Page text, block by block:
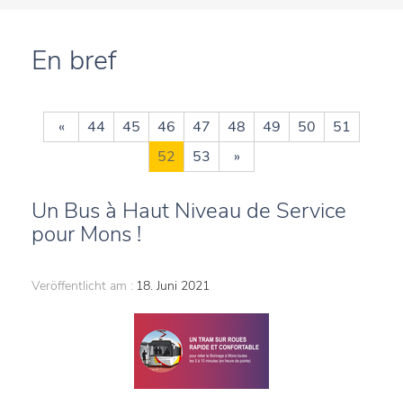
En bref
« 44 45 46 47 48 49 50
51
52
53 »
Un Bus à Haut Niveau de Service
pour Mons !
Veröffentlicht am : 18. Juni 2021